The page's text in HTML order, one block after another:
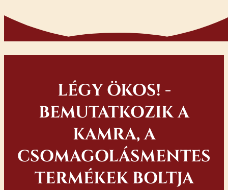
LÉGY ÖKOS! -
BEMUTATKOZIK A
KAMRA, A
CSOMAGOLÁSMENTES
TERMÉKEK BOLTJA